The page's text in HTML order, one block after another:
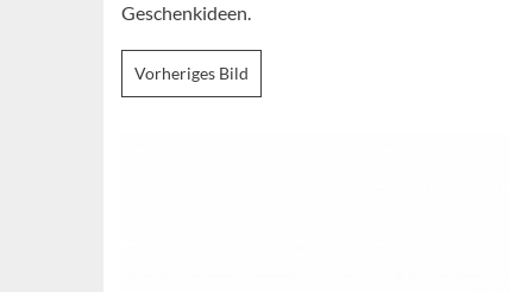
Geschenkideen.
Vorheriges Bild